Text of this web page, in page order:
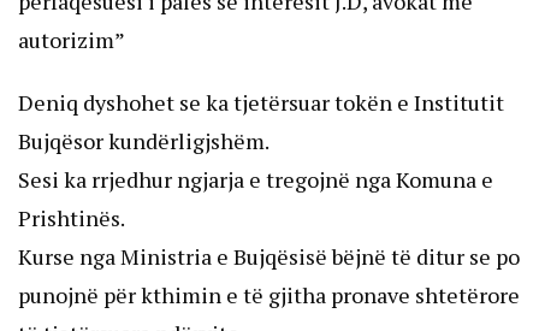
autorizim”
Deniq dyshohet se ka tjetërsuar tokën e Institutit
Bujqësor kundërligjshëm.
Sesi ka rrjedhur ngjarja e tregojnë nga Komuna e
Prishtinës.
Kurse nga Ministria e Bujqësisë bëjnë të ditur se po
punojnë për kthimin e të gjitha pronave shtetërore